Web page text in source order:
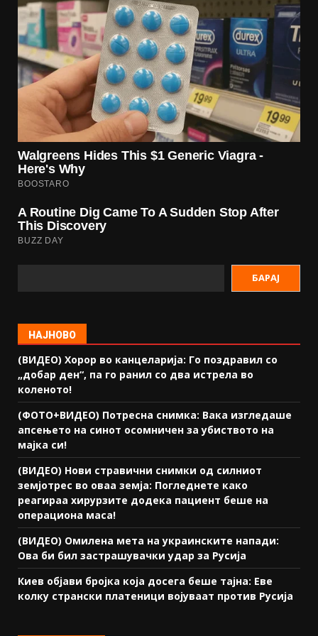
БАРАЈ
НАЈНОВО
(ВИДЕО) Хорор во канцеларија: Го поздравил со
„добар ден“, па го ранил со два истрела во
коленото!
(ФОТО+ВИДЕО) Потресна снимка: Вака изгледаше
апсењето на синот осомничен за убиството на
мајка си!
(ВИДЕО) Нови стравични снимки од силниот
земјотрес во оваа земја: Погледнете како
реагираа хирурзите додека пациент беше на
операциона маса!
(ВИДЕО) Омилена мета на украинските напади:
Ова би бил застрашувачки удар за Русија
Киев објави бројка која досега беше тајна: Еве
колку странски платеници војуваат против Русија